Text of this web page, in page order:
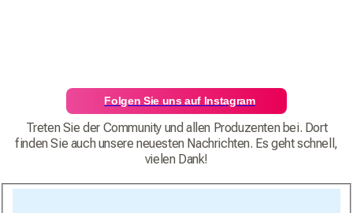
Folgen Sie uns auf Instagram
Treten Sie der Community und allen Produzenten bei. Dort
finden Sie auch unsere neuesten Nachrichten. Es geht schnell,
vielen Dank!